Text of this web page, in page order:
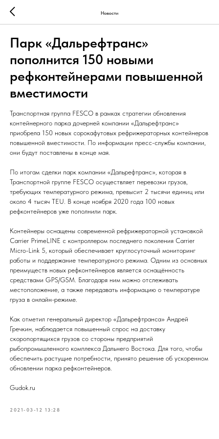
Новости
Парк «Дальрефтранс»
пополнится 150 новыми
рефконтейнерами повышенной
вместимости
Транспортная группа FESCO в рамках стратегии обновления
контейнерного парка дочерней компании «Дальрефтранс»
приобрела 150 новых сорокафутовых рефрижераторных контейнеров
повышенной вместимости. По информации пресс-службы компании,
они будут поставлены в конце мая.
По итогам сделки парк компании «Дальрефтранс», которая в
Транспортной группе FESCO осуществляет перевозки грузов,
требующих температурного режима, превысит 2 тысячи единиц или
около 4 тысяч TEU. В конце ноября 2020 года 100 новых
рефконтейнеров уже пополнили парк.
Контейнеры оснащены современной рефрижераторной установкой
Carrier PrimeLINE с контроллером последнего поколения Carrier
Micro-Link 5, который обеспечивает круглосуточный мониторинг
работы и поддержание температурного режима. Одним из основных
преимуществ новых рефконтейнеров является оснащённость
средствами GPS/GSM. Благодаря ним можно отслеживать
местоположение, а также передавать информацию о температуре
груза в онлайн-режиме.
Как отметил генеральный директор «Дальрефтранса» Андрей
Гречкин, наблюдается повышенный спрос на доставку
скоропортящихся грузов со стороны предприятий
рыбопромышленного комплекса Дальнего Востока. Для того, чтобы
обеспечить растущие потребности, принято решение об ускоренном
обновлении парка рефконтейнеров.
Gudok.ru
2021-03-12 13:28